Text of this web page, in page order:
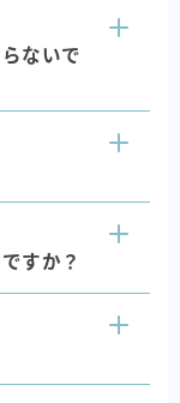
ないで
すか？